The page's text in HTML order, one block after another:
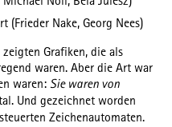
Nake, Georg Nees)
Grafiken, die als
waren. Aber die Art war
waren: Sie waren von
Und gezeichnet worden
Zeichenautomaten.